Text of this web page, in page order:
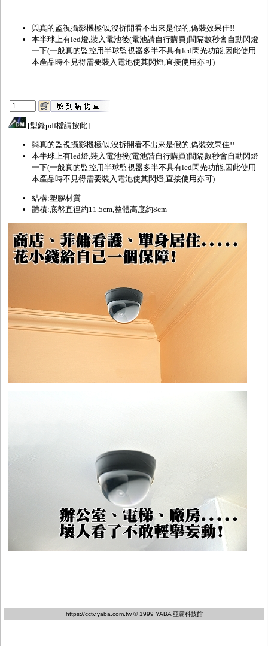
客訂商品
與真的監視攝影機極似,沒拆開看不出來是假的,偽裝效果佳!!
本半球上有led燈,裝入電池後(電池請自行購買)間隔數秒會自動閃燈
一下(一般真的監控用半球監視器多半不具有led閃光功能,因此使用
本產品時不見得需要裝入電池使其閃燈,直接使用亦可)
[型錄pdf檔請按此]
與真的監視攝影機極似,沒拆開看不出來是假的,偽裝效果佳!!
本半球上有led燈,裝入電池後(電池請自行購買)間隔數秒會自動閃燈
一下(一般真的監控用半球監視器多半不具有led閃光功能,因此使用
本產品時不見得需要裝入電池使其閃燈,直接使用亦可)
結構:塑膠材質
體積:底盤直徑約11.5cm,整體高度約8cm
https://cctv.yaba.com.tw © 1999 YABA 亞霸科技館